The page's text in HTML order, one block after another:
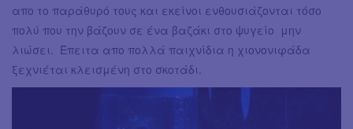
απο το παράθυρό τους και εκείνοι ενθουσιάζονται τόσο
πολύ που την βάζουν σε ένα βαζάκι στο ψυγείο μην
λιώσει. Έπειτα απο πολλά παιχνίδια η χιονονιφάδα
ξεχνιέται κλεισμένη στο σκοτάδι.